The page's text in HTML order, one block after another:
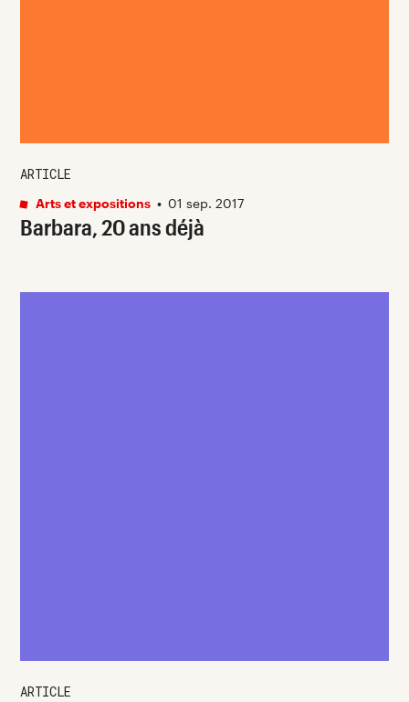
Barbara, 20 ans déjà
ARTICLE
Arts et expositions • 01 sep. 2017
ARTICLE